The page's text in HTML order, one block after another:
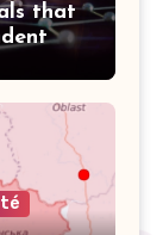
that